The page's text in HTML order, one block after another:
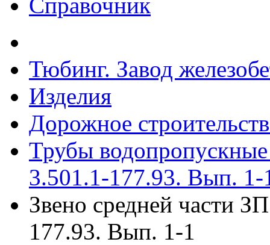
Тюбинг. Завод
Изделия
Дорожное
Трубы
3.501.1-177.93. Вып. 1-
Звено средней части
177.93. Вып. 1-1